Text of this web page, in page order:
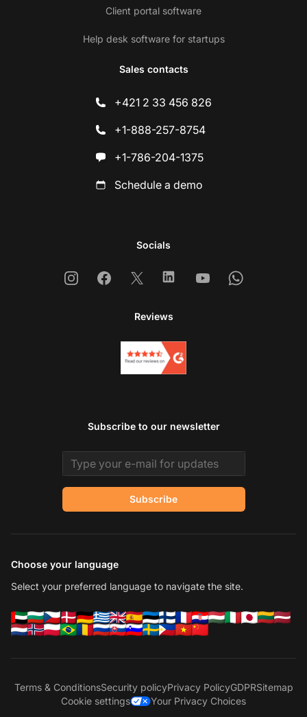
Client portal software
Help desk software for startups
Sales contacts
+421 2 33 456 826
+1-888-257-8754
+1-786-204-1375
Schedule a demo
Socials
InstagramFacebook
X LinkedinYoutubeWhatsapp
Reviews
Subscribe to our newsletter
Email address
Subscribe
Choose your language
Select your preferred language to navigate the site.
Terms & ConditionsSecurity policyPrivacy PolicyGDPRSitemap
Cookie settings
Your Privacy Choices